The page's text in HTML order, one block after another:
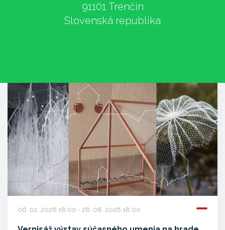
91101 Trenčín
Slovenská republika
06. 02. 2026 18:00 - 28. 08. 2026 18:00